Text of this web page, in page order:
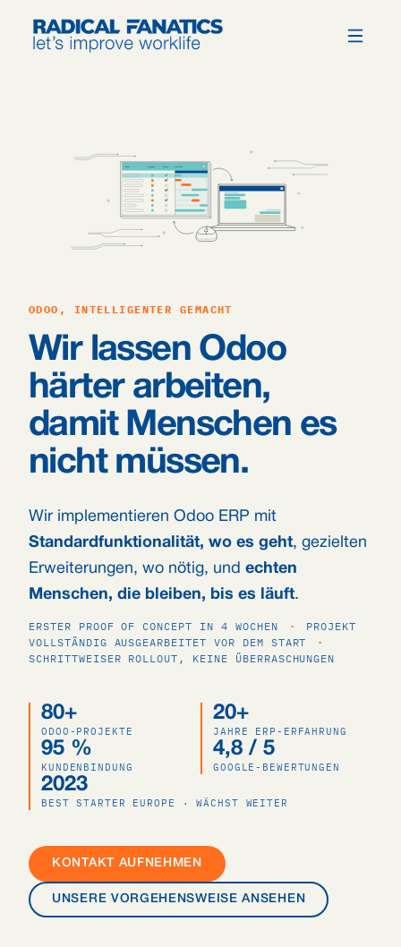
ODOO, INTELLIGENTER GEMACHT
Wir lassen Odoo
härter arbeiten,
damit Menschen es
nicht müssen.
Wir implementieren Odoo ERP mit
Standardfunktionalität, wo es geht, gezielten
Erweiterungen, wo nötig, und echten
Menschen, die bleiben, bis es läuft.
ERSTER PROOF OF CONCEPT IN 4 WOCHEN ·
PROJEKT
VOLLSTÄNDIG AUSGEARBEITET VOR DEM START
·
SCHRITTWEISER ROLLOUT, KEINE ÜBERRASCHUNGEN
80+
ODOO-PROJEKTE
20+
JAHRE ERP-ERFAHRUNG
95 %
KUNDENBINDUNG
4,8 / 5
GOOGLE-BEWERTUNGEN
2023
BEST STARTER EUROPE · WÄCHST WEITER
KONTAKT AUFNEHMEN
UNSERE VORGEHENSWEISE ANSEHEN